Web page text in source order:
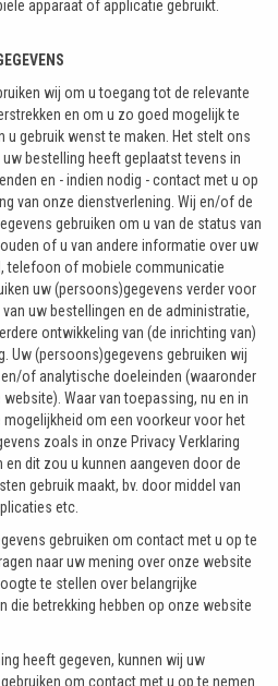
apparaat of applicatie gebruikt.
wij om u toegang tot de relevante
en om u zo goed mogelijk te
u gebruik wenst te maken. Het stelt ons
bestelling heeft geplaatst tevens in
en - indien nodig - contact met u op
van onze dienstverlening. Wij en/of de
gebruiken om u van de status van
of u van andere informatie over uw
telefoon of mobiele communicatie
uw (persoons)gegevens verder voor
uw bestellingen en de administratie,
ontwikkeling van (de inrichting van)
Uw (persoons)gegevens gebruiken wij
of analytische doeleinden (waaronder
Waar van toepassing, nu en in
om een voorkeur voor het
zoals in onze Privacy Verklaring
dit zou u kunnen aangeven door de
gebruik maakt, bv. door middel van
etc.
gebruiken om contact met u op te
naar uw mening over onze website
te stellen over belangrijke
die betrekking hebben op onze website
heeft gegeven, kunnen wij uw
om contact met u op te nemen